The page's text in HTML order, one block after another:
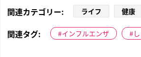
関連カテゴリー:
ライフ 健康
関連タグ: インフルエンザ